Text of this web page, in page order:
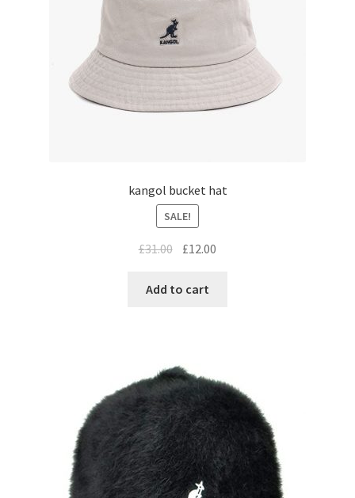
kangol bucket hat
SALE!
£31.00 £12.00
Add to cart